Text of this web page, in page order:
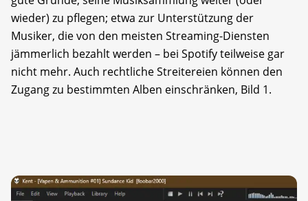
wieder) zu pflegen; etwa zur Unterstützung der
Musiker, die von den meisten Streaming-Diensten
jämmerlich bezahlt werden – bei Spotify teilweise gar
nicht mehr. Auch rechtliche Streitereien können den
Zugang zu bestimmten Alben einschränken, Bild 1.